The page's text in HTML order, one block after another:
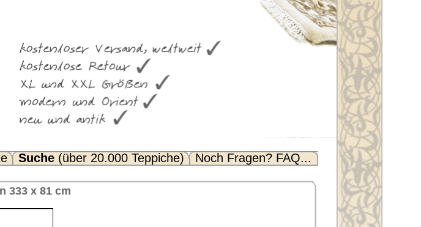
Noch Fragen? FAQ...